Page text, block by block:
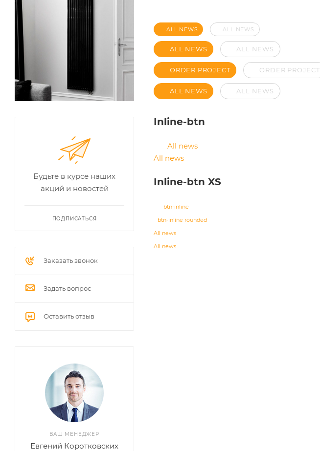
ALL NEWS ALL NEWS
ALL NEWS ALL NEWS
ORDER PROJECT ORDER PROJECT
ALL NEWS ALL NEWS
Inline-btn
All news
All news
Inline-btn XS
btn-inline
btn-inline rounded
All news
All news
Будьте в курсе наших
акций и новостей
ПОДПИСАТЬСЯ
Заказать звонок
Задать вопрос
Оставить отзыв
ВАШ МЕНЕДЖЕР
Евгений Коротковских